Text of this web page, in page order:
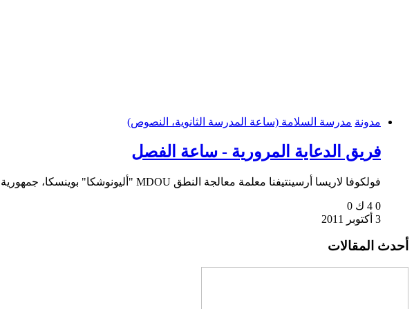
مدونة مدرسة السلامة (ساعة المدرسة الثانوية، النصوص)
فريق الدعاية المرورية - ساعة الفصل
فولكوفا لاريسا أرسينتيفنا معلمة معالجة النطق MDOU "أليونوشكا" بوينسكا، جمهورية تتارستان إنهم يبدون...
0 4 ك
0
3 أكتوبر 2011
أحدث المقالات